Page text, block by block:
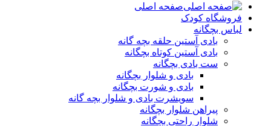
صفحه اصلی
فروشگاه کودک
لباس بچگانه
بادی آستین حلقه بچه گانه
بادی آستین کوتاه بچگانه
ست بادی بچگانه
بادی و شلوار بچگانه
بادی و شورت بچگانه
سویشرت بادی و شلوار بچه گانه
پیراهن شلوار بچگانه
شلوار راحتی بچگانه